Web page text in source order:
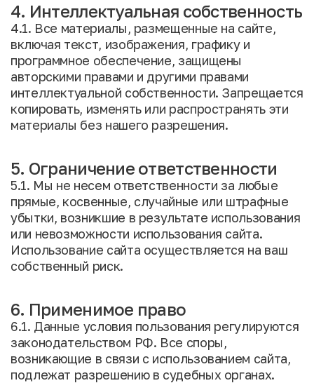
4. Интеллектуальная собственность
4.1. Все материалы, размещенные на сайте,
включая текст, изображения, графику и
программное обеспечение, защищены
авторскими правами и другими правами
интеллектуальной собственности. Запрещается
копировать, изменять или распространять эти
материалы без нашего разрешения.
5. Ограничение ответственности
5.1. Мы не несем ответственности за любые
прямые, косвенные, случайные или штрафные
убытки, возникшие в результате использования
или невозможности использования сайта.
Использование сайта осуществляется на ваш
собственный риск.
6. Применимое право
6.1. Данные условия пользования регулируются
законодательством РФ. Все споры,
возникающие в связи с использованием сайта,
подлежат разрешению в судебных органах.